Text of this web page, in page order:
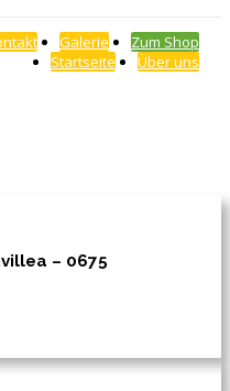
Zum Shop
Galerie
Über uns
Startseite
– 0675